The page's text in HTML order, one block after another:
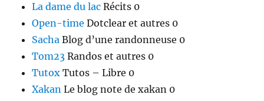
La dame du lac Récits 0
Open-time Dotclear et autres 0
Sacha Blog d’une randonneuse 0
Tom23 Randos et autres 0
Tutox Tutos – Libre 0
Xakan Le blog note de xakan 0